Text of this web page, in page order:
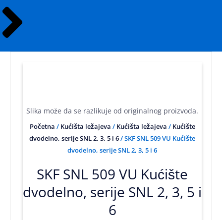
Slika može da se razlikuje od originalnog proizvoda.
Početna / Kućišta ležajeva / Kućišta ležajeva / Kućište
dvodelno, serije SNL 2, 3, 5 i 6/ SKF SNL 509 VU Kućište
dvodelno, serije SNL 2, 3, 5 i 6
SKF SNL 509 VU Kućište
dvodelno, serije SNL 2, 3, 5 i
6